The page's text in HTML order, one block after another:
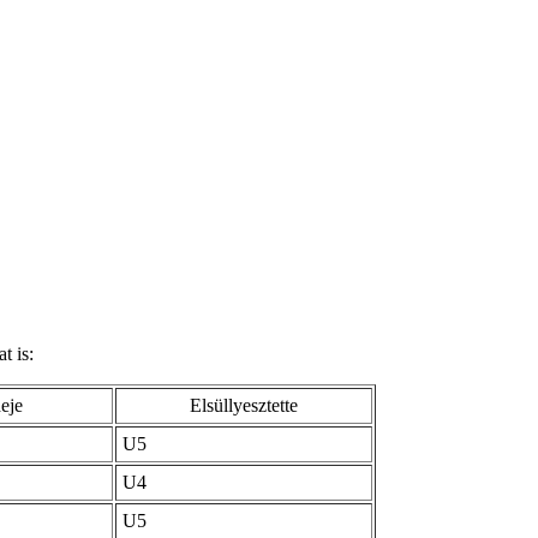
is:
Elsüllyesztette
U5
U4
U5